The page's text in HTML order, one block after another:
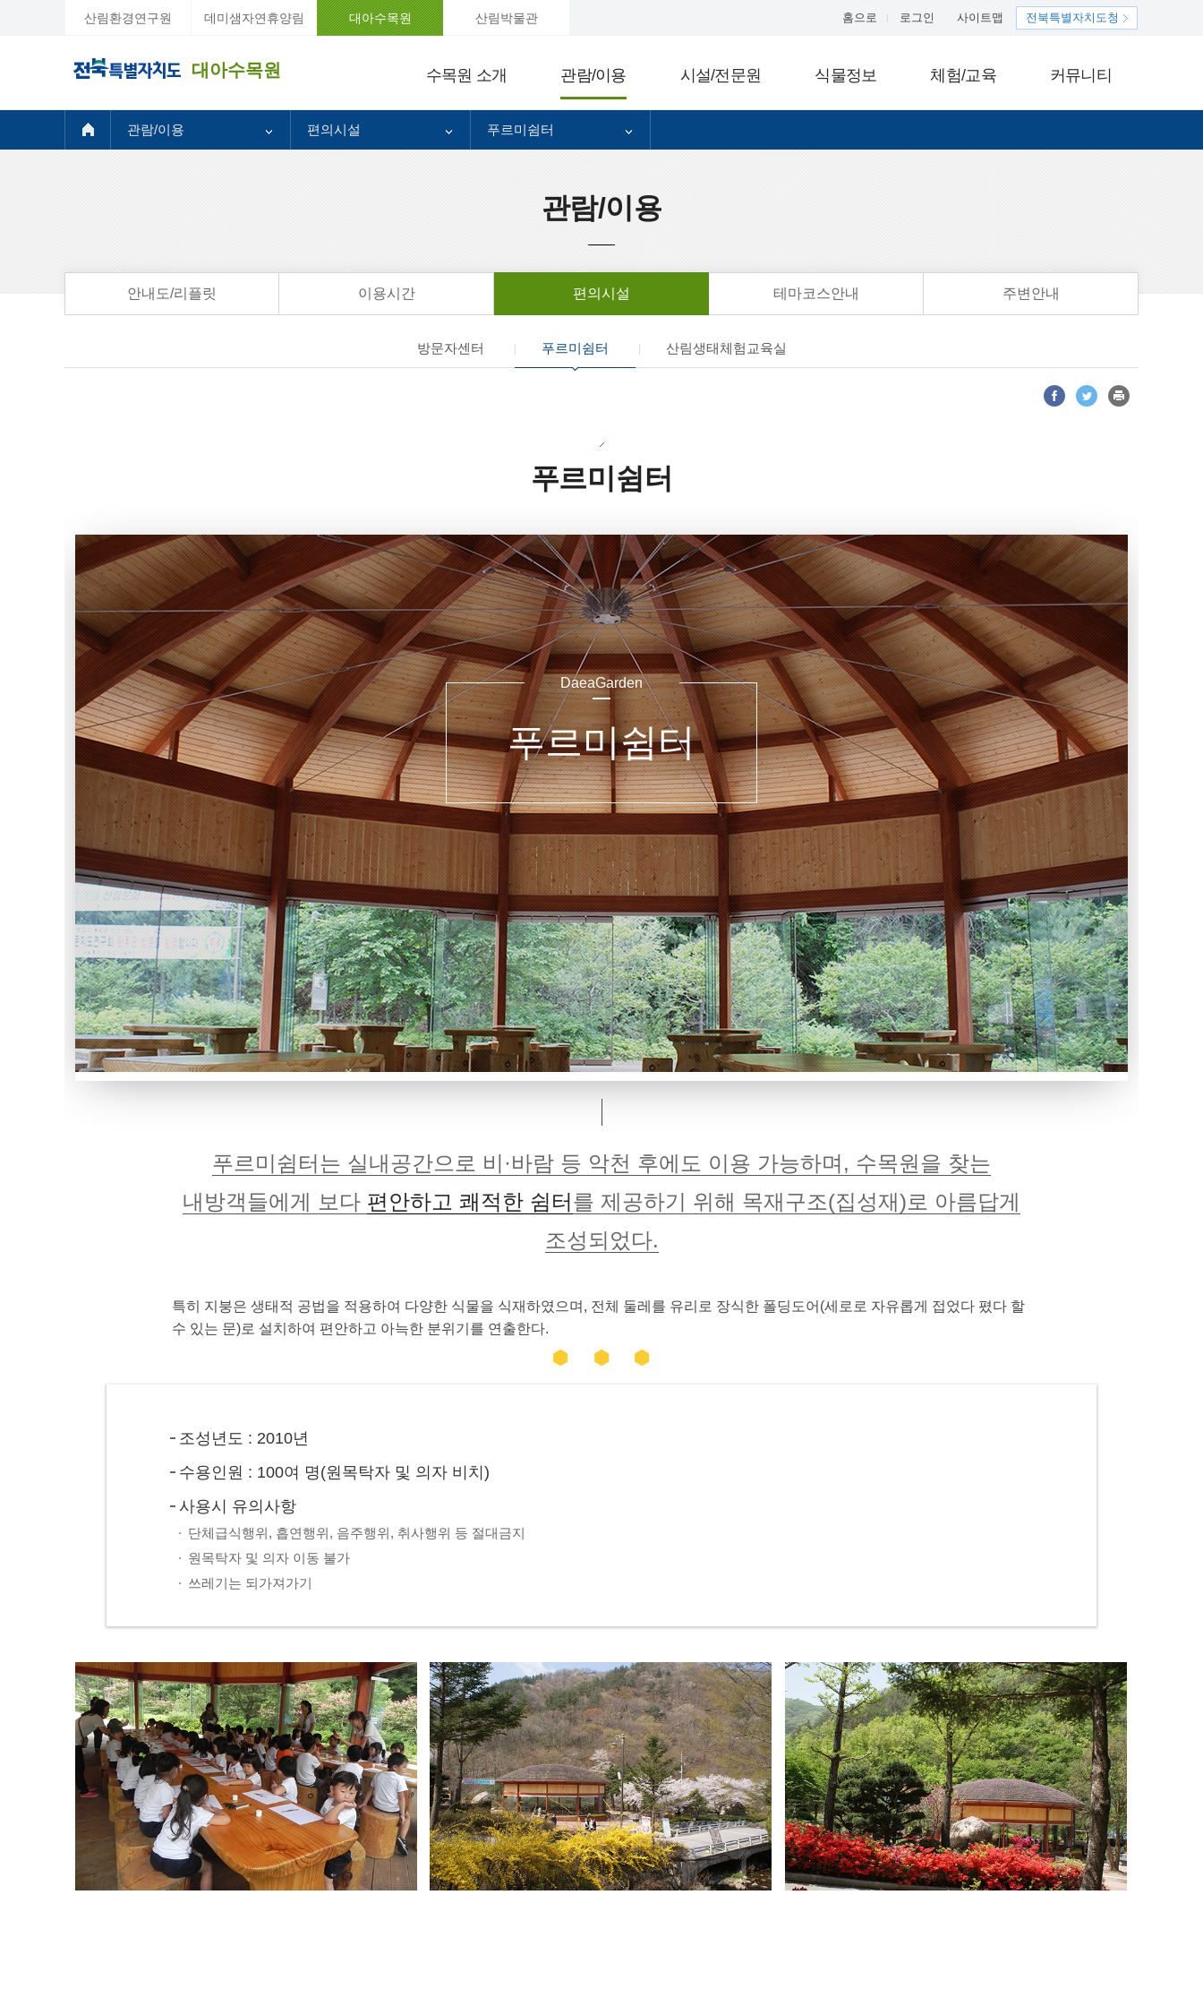
산림환경연구원 데미샘자연휴양림 대아수목원 산림박물관 홈으로 로그인 사이트맵 전북특별자치도청
대아수목원 수목원 소개 관람/이용 시설/전문원 식물정보 체험/교육 커뮤니티
관람/이용 편의시설 푸르미쉼터
관람/이용
안내도/리플릿 이용시간 편의시설 테마코스안내 주변안내
방문자센터 푸르미쉼터 산림생태체험교육실
푸르미쉼터
DaeaGarden
푸르미쉼터
푸르미쉼터는 실내공간으로 비·바람 등 악천 후에도 이용 가능하며, 수목원을 찾는
내방객들에게 보다 편안하고 쾌적한 쉼터 를 제공하기 위해 목재구조(집성재)로 아름답게
조성되었다.
특히 지붕은 생태적 공법을 적용하여 다양한 식물을 식재하였으며, 전체 둘레를 유리로 장식한 폴딩도어(세로로 자유롭게 접었다 폈다 할
수 있는 문)로 설치하여 편안하고 아늑한 분위기를 연출한다.
조성년도 : 2010년
수용인원 : 100여 명(원목탁자 및 의자 비치)
사용시 유의사항
단체급식행위, 흡연행위, 음주행위, 취사행위 등 절대금지
원목탁자 및 의자 이동 불가
쓰레기는 되가져가기